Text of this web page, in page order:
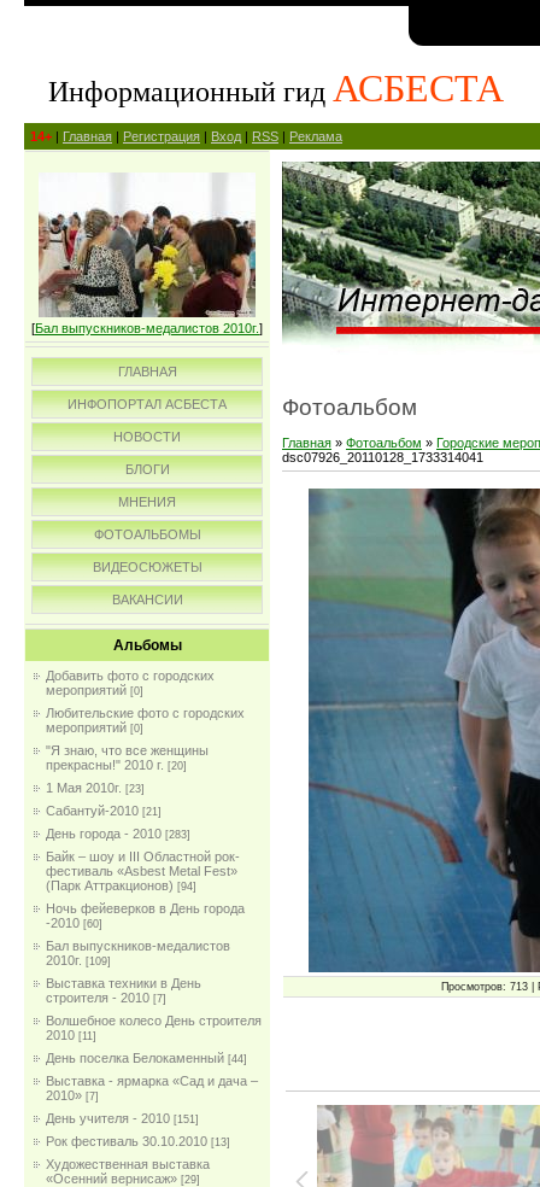
Информационный гид АСБЕСТА
14+ | Главная | Регистрация | Вход | RSS | Реклама
[Бал выпускников-медалистов 2010г.]
ГЛАВНАЯ
ИНФОПОРТАЛ АСБЕСТА
НОВОСТИ
БЛОГИ
МНЕНИЯ
ФОТОАЛЬБОМЫ
ВИДЕОСЮЖЕТЫ
ВАКАНСИИ
Альбомы
Добавить фото с городских
мероприятий [0]
Любительские фото с городских
мероприятий [0]
"Я знаю, что все женщины
прекрасны!" 2010 г. [20]
1 Мая 2010г. [23]
Сабантуй-2010 [21]
День города - 2010 [283]
Байк – шоу и III Областной рок-
фестиваль «Asbest Metal Fest»
(Парк Аттракционов) [94]
Ночь фейеверков в День города
-2010 [60]
Бал выпускников-медалистов
2010г. [109]
Выставка техники в День
строителя - 2010 [7]
Волшебное колесо День строителя
2010 [11]
День поселка Белокаменный [44]
Выставка - ярмарка «Сад и дача –
2010» [7]
День учителя - 2010 [151]
Рок фестиваль 30.10.2010 [13]
Художественная выставка
«Осенний вернисаж» [29]
Фотоальбом
Главная » Фотоальбом » Городские
dsc07926_20110128_1733314041
Просмотров: 713 |